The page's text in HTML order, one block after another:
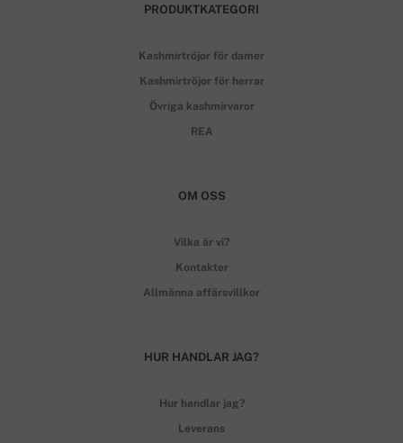
PRODUKTKATEGORI
Kashmirtröjor för damer
Kashmirtröjor för herrar
Övriga kashmirvaror
REA
OM OSS
Vilka är vi?
Kontakter
Allmänna affärsvillkor
HUR HANDLAR JAG?
Hur handlar jag?
Leverans